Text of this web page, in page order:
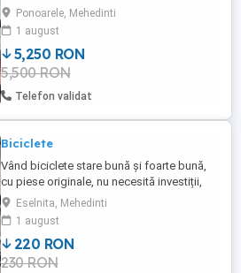
Shimano xt, anvelope continental,
suspensii rock shox pike fata și monarch
spate, bonus casca noua și ureche cadru
rezerva.
Ponoarele, Mehedinti
1 august
5,250 RON
5,500 RON
Telefon validat
Biciclete
Vând biciclete stare bună și foarte bună,
cu piese originale, nu necesită investiții,
preț negociabil. Se pot vedea în
localitatea Eșelnița, jud. Mehedinți.
Eselnita, Mehedinti
1 august
220 RON
230 RON